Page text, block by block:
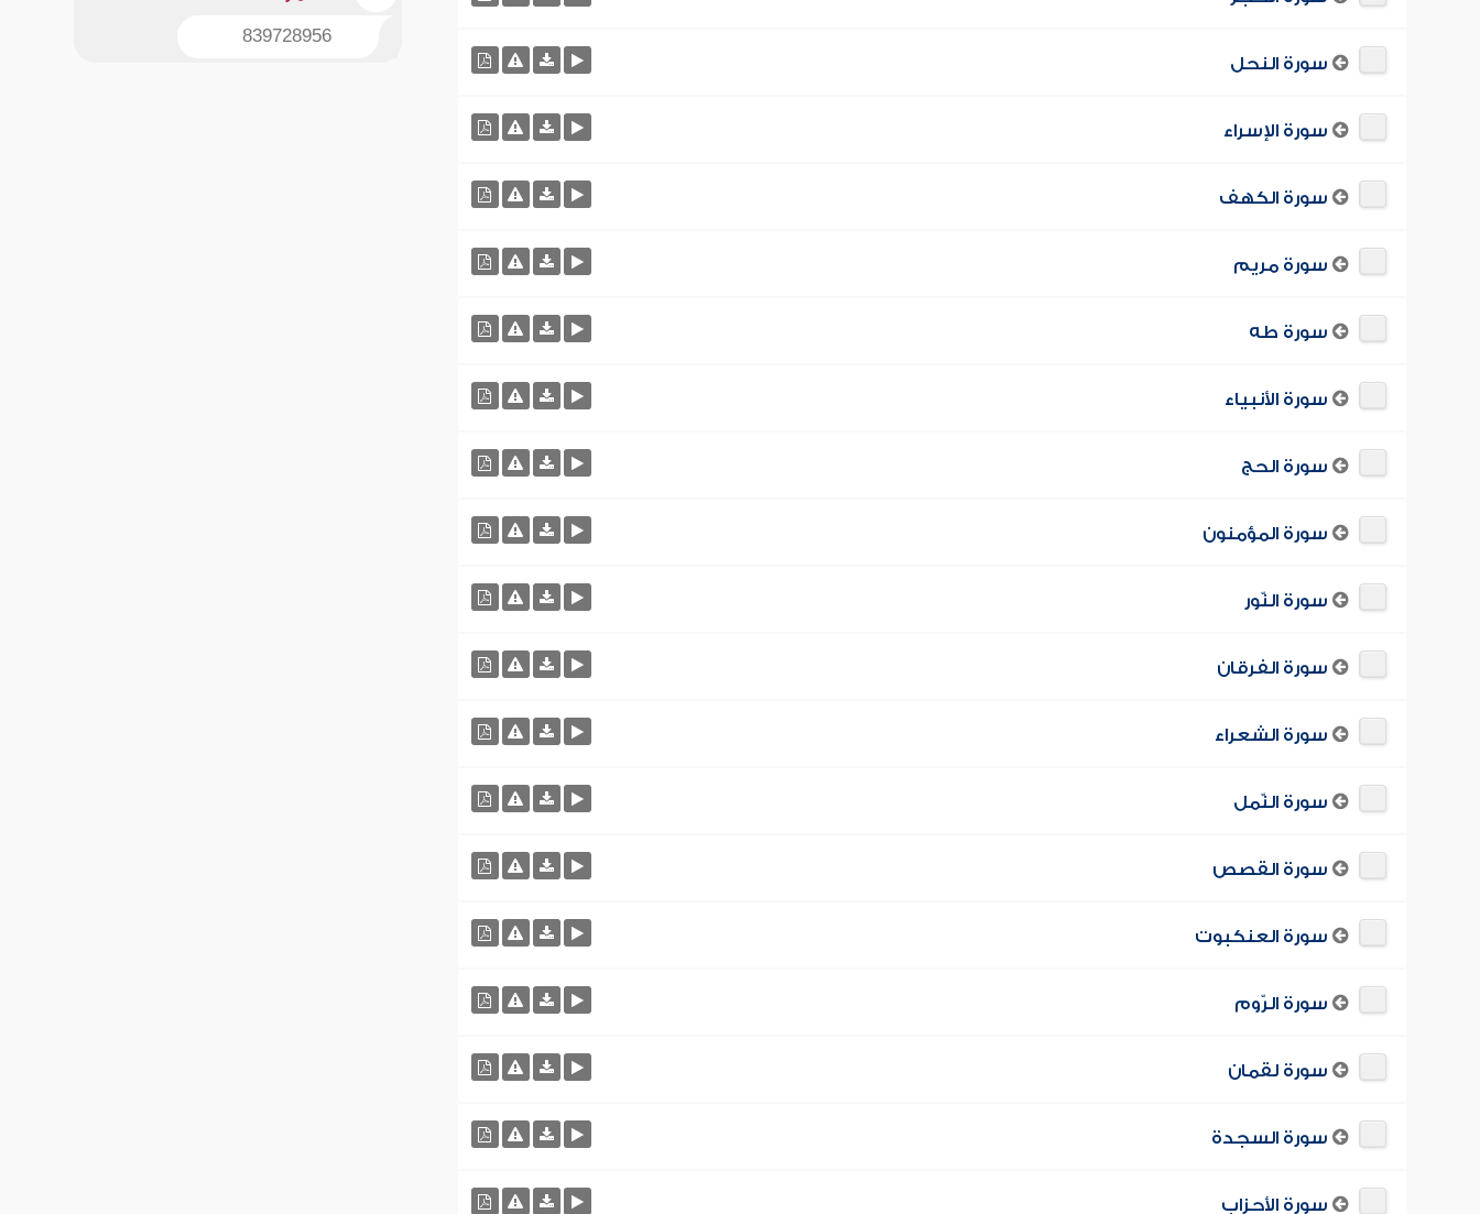
سورة النحل
سورة الإسراء
سورة الكهف
سورة مريم
سورة طه
سورة الأنبياء
سورة الحج
سورة المؤمنون
سورة النّور
سورة الفرقان
سورة الشعراء
سورة النّمل
سورة القصص
سورة العنكبوت
سورة الرّوم
سورة لقمان
سورة السجدة
سورة الأحزاب
839728956